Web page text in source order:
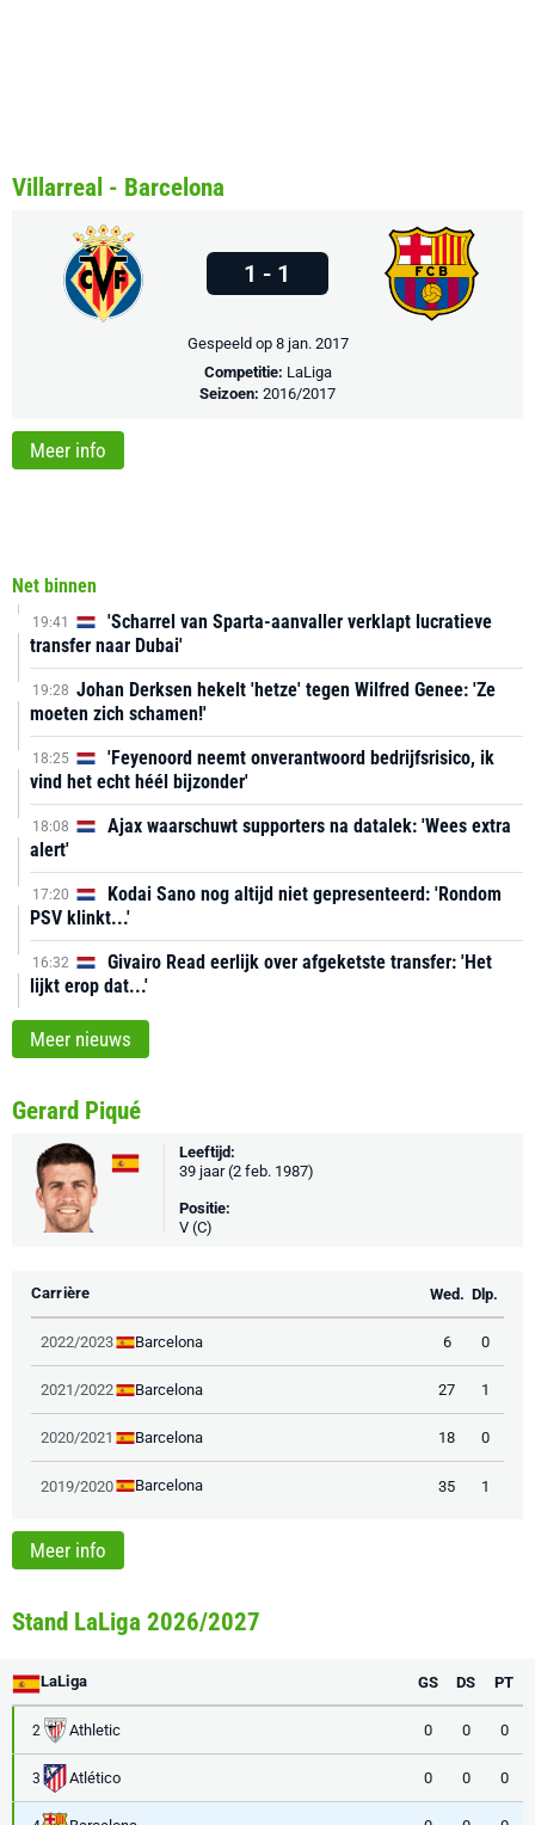
Net binnen
19:41
'Scharrel van Sparta-aanvaller verklapt lucratieve
transfer naar Dubai'
19:28 Johan Derksen hekelt 'hetze' tegen Wilfred Genee: 'Ze
moeten zich schamen!'
18:25
'Feyenoord neemt onverantwoord bedrijfsrisico, ik
vind het echt héél bijzonder'
18:08
Ajax waarschuwt supporters na datalek: 'Wees extra
alert'
17:20
Kodai Sano nog altijd niet gepresenteerd: 'Rondom
PSV klinkt...'
16:32
Givairo Read eerlijk over afgeketste transfer: 'Het
lijkt erop dat...'
Meer nieuws
Villarreal - Barcelona
1 - 1
Gespeeld op 8 jan. 2017
Competitie: LaLiga
Seizoen: 2016/2017
Meer info
Gerard Piqué
Leeftijd:
39 jaar (2 feb. 1987)
Positie:
V (C)
Carrière Wed. Dlp.
2022/2023 Barcelona 6 0
2021/2022 Barcelona 27 1
2020/2021 Barcelona 18 0
2019/2020 Barcelona 35 1
Meer info
Stand LaLiga 2026/2027
LaLiga GS DS PT
2 Athletic 0 0 0
3 Atlético 0 0 0